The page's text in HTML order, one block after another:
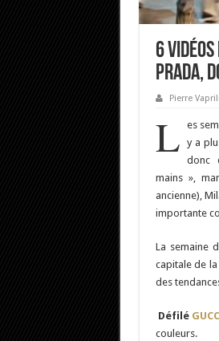
6
Prada,
Pierre
L es
y a
donc
mains »,
ancienne),
importante
La semaine
capitale de
des
Défilé
couleurs.